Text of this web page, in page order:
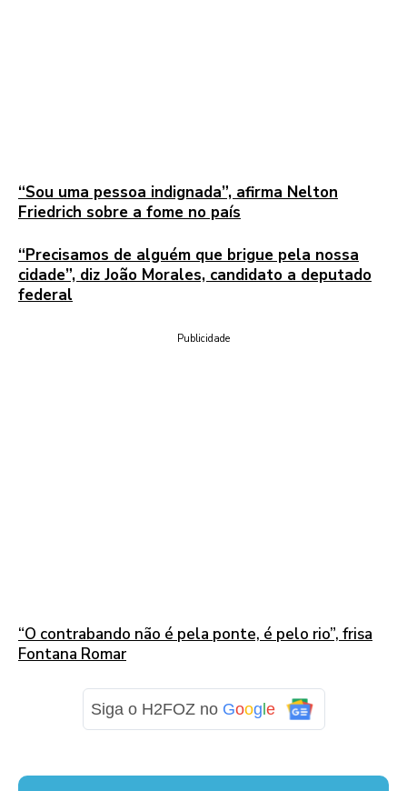
“Sou uma pessoa indignada”, afirma Nelton
Friedrich sobre a fome no país
“Precisamos de alguém que brigue pela nossa
cidade”, diz João Morales, candidato a deputado
federal
Publicidade
“O contrabando não é pela ponte, é pelo rio”, frisa
Fontana Romar
Siga o H2FOZ no Google